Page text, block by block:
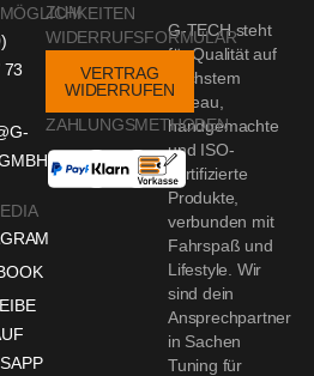
G-TECH steht
für Qualität auf
höchstem
Niveau,
handgemachte
und ISO-
zertifizierte
Produkte,
verbunden mit
Fahrspaß und
Lifestyle. Wir
sind dein
Ansprechpartner
in Sachen
Tuning für
73
ZUM
WIDERRUFSFORMULAR
VERTRAG
WIDERRUFEN
ZAHLUNGSMETHODEN